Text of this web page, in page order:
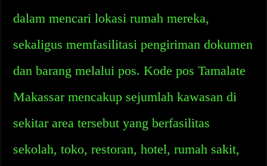
dalam mencari lokasi rumah mereka,
sekaligus memfasilitasi pengiriman dokumen
dan barang melalui pos. Kode pos Tamalate
Makassar mencakup sejumlah kawasan di
sekitar area tersebut yang berfasilitas
sekolah, toko, restoran, hotel, rumah sakit,